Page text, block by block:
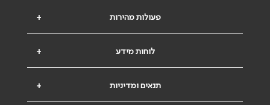
+ פעולות מהירות
+ לוחות מידע
+ תנאים ומדיניות